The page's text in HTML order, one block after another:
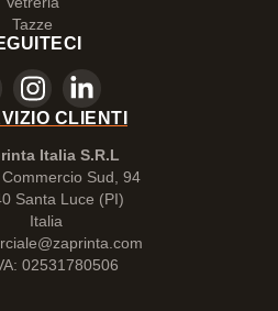
Tazze
CLIENTI
Italia S.R.L
Sud, 94
Santa Luce (PI)
Italia
02531780506